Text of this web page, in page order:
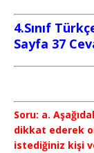
4.Sınıf
Sayfa 37
Soru: a.
dikkat ederek
istediğiniz kişi